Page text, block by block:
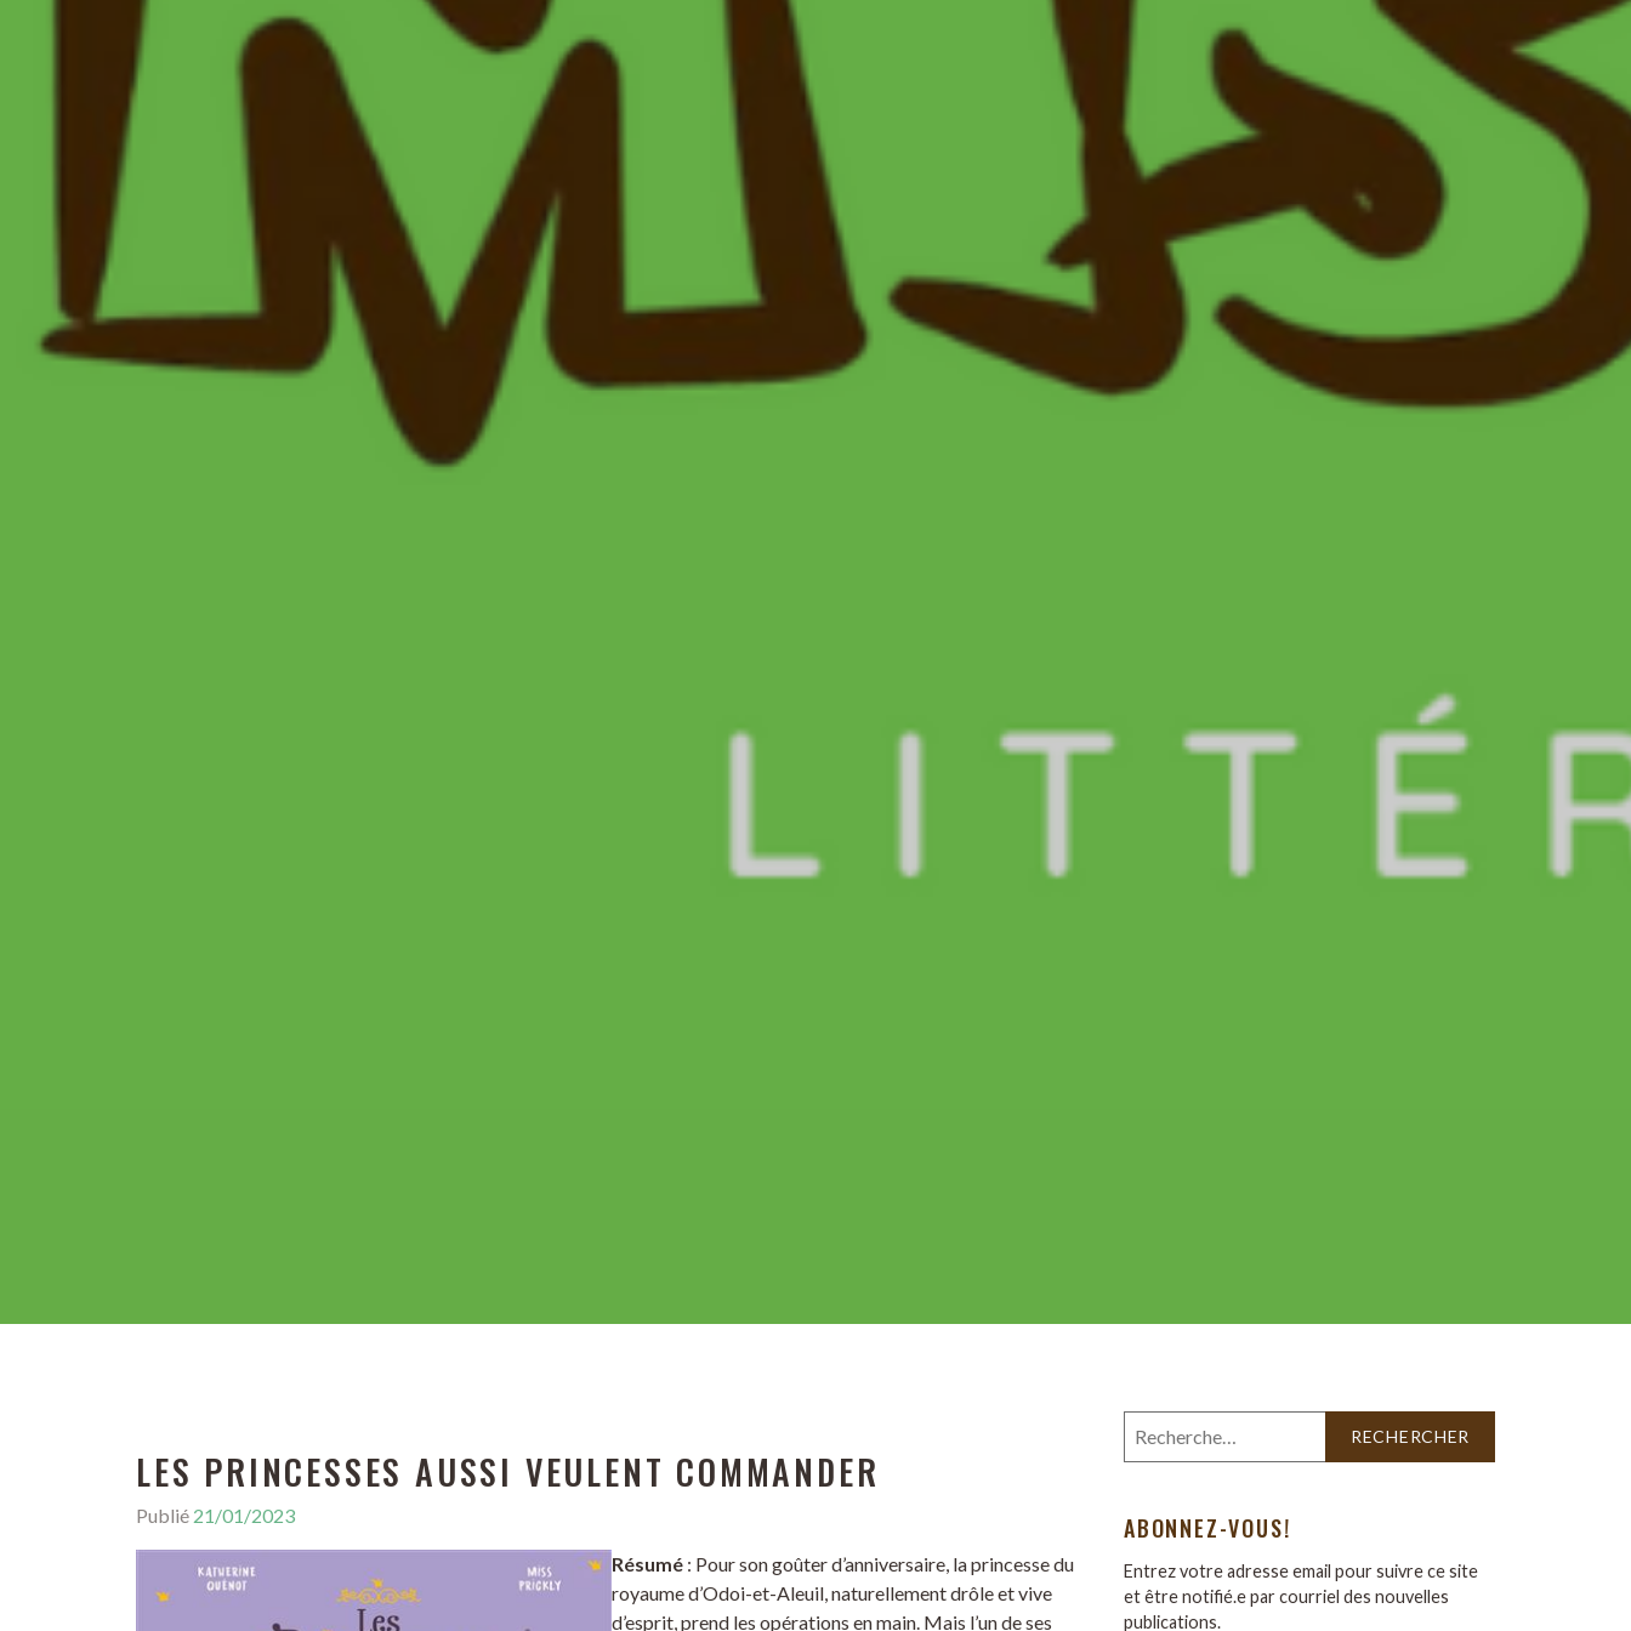
LES PRINCESSES AUSSI VEULENT COMMANDER
Publié 21/01/2023
Résumé : Pour son goûter d’anniversaire, la princesse du
royaume d’Odoi-et-Aleuil, naturellement drôle et vive
d’esprit, prend les opérations en main. Mais l’un de ses
ABONNEZ-VOUS!
Entrez votre adresse email pour suivre ce site
et être notifié.e par courriel des nouvelles
publications.